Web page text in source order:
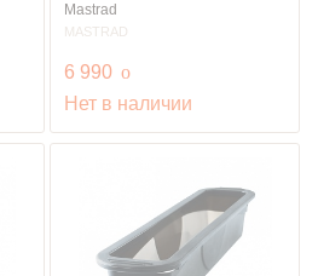
Mastrad
MASTRAD
6 990 руб.
o
Нет в наличии